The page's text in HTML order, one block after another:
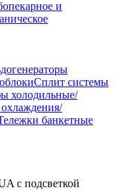
и
Сплит системы
холодильные/
банкетные
с подсветкой